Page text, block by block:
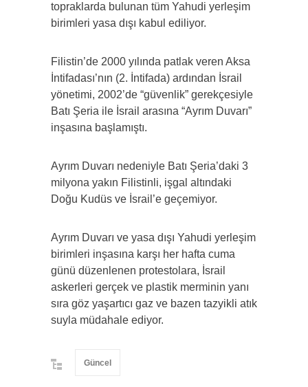
topraklarda bulunan tüm Yahudi yerleşim
birimleri yasa dışı kabul ediliyor.
Filistin’de 2000 yılında patlak veren Aksa
İntifadası’nın (2. İntifada) ardından İsrail
yönetimi, 2002’de “güvenlik” gerekçesiyle
Batı Şeria ile İsrail arasına “Ayrım Duvarı”
inşasına başlamıştı.
Ayrım Duvarı nedeniyle Batı Şeria’daki 3
milyona yakın Filistinli, işgal altındaki
Doğu Kudüs ve İsrail’e geçemiyor.
Ayrım Duvarı ve yasa dışı Yahudi yerleşim
birimleri inşasına karşı her hafta cuma
günü düzenlenen protestolara, İsrail
askerleri gerçek ve plastik merminin yanı
sıra göz yaşartıcı gaz ve bazen tazyikli atık
suyla müdahale ediyor.
Güncel